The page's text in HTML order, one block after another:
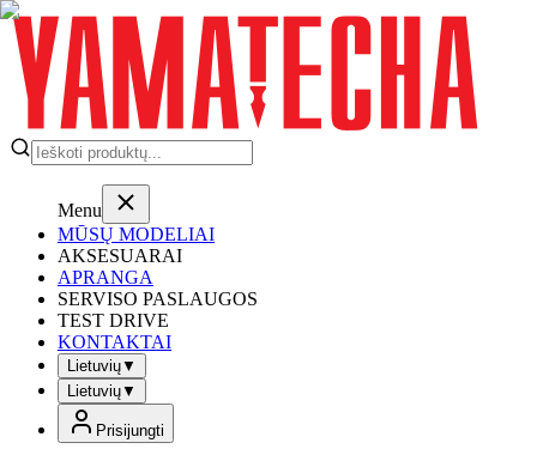
Menu
MŪSŲ MODELIAI
AKSESUARAI
APRANGA
SERVISO PASLAUGOS
TEST DRIVE
KONTAKTAI
Lietuvių▼
Lietuvių▼
Prisijungti